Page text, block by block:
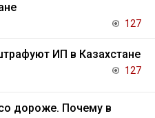
127
ИП в Казахстане
127
дороже. Почему в